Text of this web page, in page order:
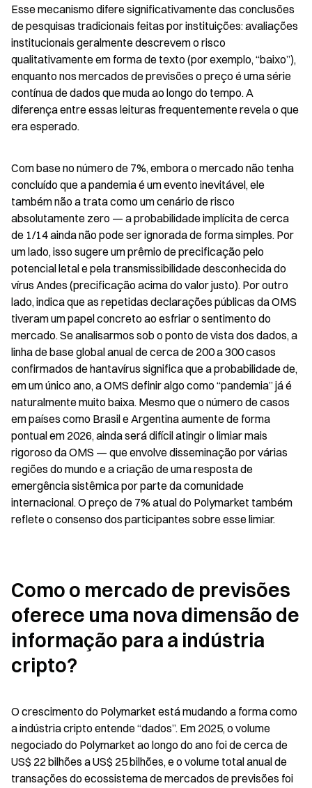
Esse mecanismo difere significativamente das conclusões
de pesquisas tradicionais feitas por instituições: avaliações
institucionais geralmente descrevem o risco
qualitativamente em forma de texto (por exemplo, “baixo”),
enquanto nos mercados de previsões o preço é uma série
contínua de dados que muda ao longo do tempo. A
diferença entre essas leituras frequentemente revela o que
era esperado.
Com base no número de 7%, embora o mercado não tenha
concluído que a pandemia é um evento inevitável, ele
também não a trata como um cenário de risco
absolutamente zero — a probabilidade implícita de cerca
de 1/14 ainda não pode ser ignorada de forma simples. Por
um lado, isso sugere um prêmio de precificação pelo
potencial letal e pela transmissibilidade desconhecida do
vírus Andes (precificação acima do valor justo). Por outro
lado, indica que as repetidas declarações públicas da OMS
tiveram um papel concreto ao esfriar o sentimento do
mercado. Se analisarmos sob o ponto de vista dos dados, a
linha de base global anual de cerca de 200 a 300 casos
confirmados de hantavírus significa que a probabilidade de,
em um único ano, a OMS definir algo como “pandemia” já é
naturalmente muito baixa. Mesmo que o número de casos
em países como Brasil e Argentina aumente de forma
pontual em 2026, ainda será difícil atingir o limiar mais
rigoroso da OMS — que envolve disseminação por várias
regiões do mundo e a criação de uma resposta de
emergência sistêmica por parte da comunidade
internacional. O preço de 7% atual do Polymarket também
reflete o consenso dos participantes sobre esse limiar.
Como o mercado de previsões
oferece uma nova dimensão de
informação para a indústria
cripto?
O crescimento do Polymarket está mudando a forma como
a indústria cripto entende “dados”. Em 2025, o volume
negociado do Polymarket ao longo do ano foi de cerca de
US$ 22 bilhões a US$ 25 bilhões, e o volume total anual de
transações do ecossistema de mercados de previsões foi